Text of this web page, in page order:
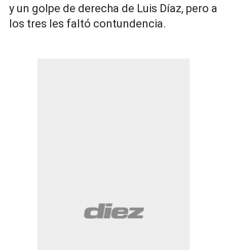
y un golpe de derecha de Luis Díaz, pero a
los tres les faltó contundencia.